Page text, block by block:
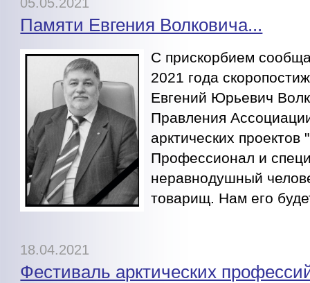
Памяти Евгения Волковича...
С прискорбием
2021 года
Евгений Юрьевич
Правления
арктических
Профессионал и
неравнодушный
товарищ. Нам его
18.04.2021
Фестиваль арктических